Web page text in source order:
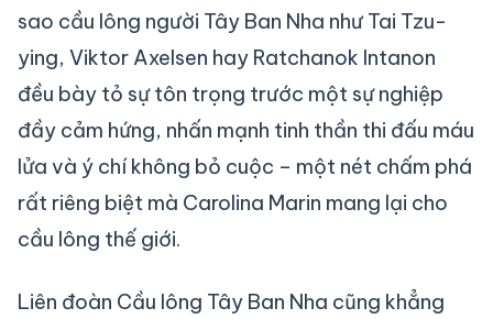
sao cầu lông người Tây Ban Nha như Tai Tzu-
ying, Viktor Axelsen hay Ratchanok Intanon
đều bày tỏ sự tôn trọng trước một sự nghiệp
đầy cảm hứng, nhấn mạnh tinh thần thi đấu máu
lửa và ý chí không bỏ cuộc – một nét chấm phá
rất riêng biệt mà Carolina Marin mang lại cho
cầu lông thế giới.
Liên đoàn Cầu lông Tây Ban Nha cũng khẳng